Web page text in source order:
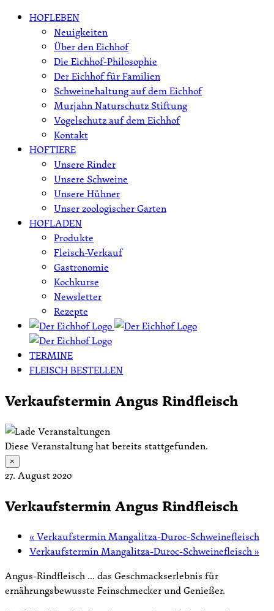
Skip HOFLEBEN
Neuigkeiten
Über den Eichhof
Die Eichhof-Philosophie
Der Eichhof für Familien
Schweinehaltung auf dem Eichhof
Murjahn Naturschutz Stiftung
Vogelschutz auf dem Eichhof
Kontakt
HOFTIERE
Unsere Rinder
Unsere Schweine
Unsere Hühner
Unser zoologischer Garten
HOFLADEN
Produkte
Fleisch-Verkauf
Gastronomie
Kochkurse
Newsletter
Rezepte
TERMINE
FLEISCH BESTELLEN
Verkaufstermin Angus Rindfleisch
Diese Veranstaltung hat bereits stattgefunden.
×
27. August 2020
Verkaufstermin Angus Rindfleisch
« Verkaufstermin Mangalitza-Duroc-Schweinefleisch
Verkaufstermin Mangalitza-Duroc-Schweinefleisch»
Angus-Rindfleisch … das Geschmackserlebnis für
ernährungsbewusste Feinschmecker und Genießer.